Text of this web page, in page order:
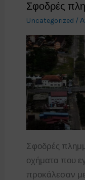
Σφοδρές
Uncategorized /
Σφοδρές
οχήματα που
προκάλεσαν